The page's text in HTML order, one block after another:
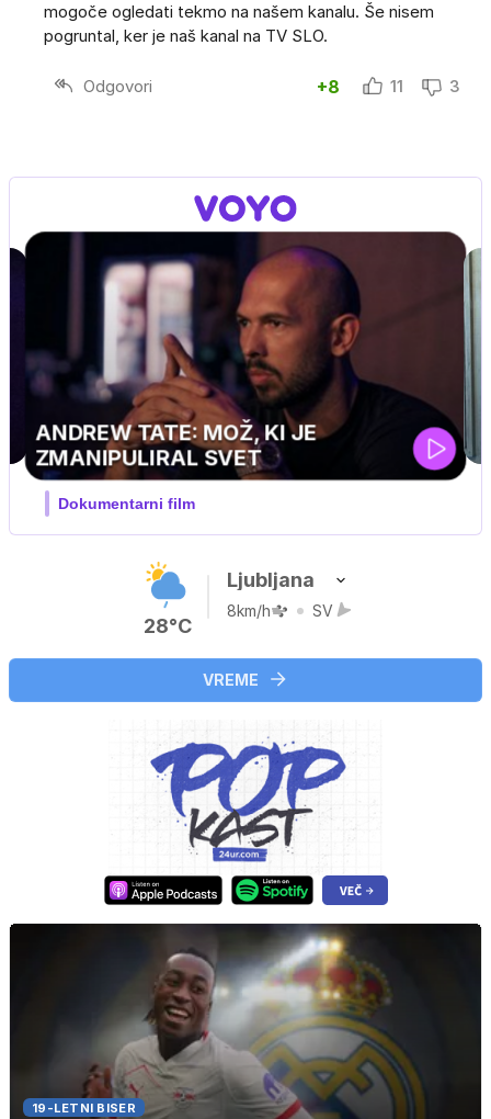
mogoče ogledati tekmo na našem kanalu. Še nisem
pogruntal, ker je naš kanal na TV SLO.
Odgovori +8 11 3
MOJ PRIJATELJ PINGVIN
Film meseca / družinski, pustolovski
28°C
Ljubljana
8km/h SV
VREME
19-LETNI BISER